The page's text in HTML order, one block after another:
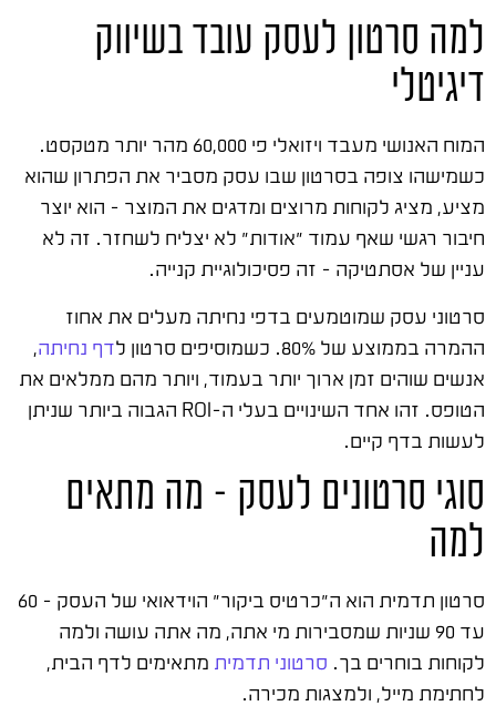
למה סרטון לעסק עובד בשיווק
דיגיטלי
המוח האנושי מעבד ויזואלי פי 60,000 מהר יותר מטקסט.
כשמישהו צופה בסרטון שבו עסק מסביר את הפתרון שהוא
מציע, מציג לקוחות מרוצים ומדגים את המוצר – הוא יוצר
חיבור רגשי שאף עמוד "אודות" לא יצליח לשחזר. זה לא
עניין של אסתטיקה – זה פסיכולוגיית קנייה.
סרטוני עסק שמוטמעים בדפי נחיתה מעלים את אחוז
ההמרה בממוצע של 80%. כשמוסיפים סרטון ל
דף נחיתה,
אנשים שוהים זמן ארוך יותר בעמוד, ויותר מהם ממלאים את
הטופס. זהו אחד השינויים בעלי ה-ROI הגבוה ביותר שניתן
לעשות בדף קיים.
סוגי סרטונים לעסק – מה מתאים
למה
סרטון תדמית הוא ה"כרטיס ביקור" הוידאואי של העסק – 60
עד 90 שניות שמסבירות מי אתה, מה אתה עושה ולמה
לקוחות בוחרים בך. סרטוני תדמית מתאימים לדף הבית,
לחתימת מייל, ולמצגות מכירה.